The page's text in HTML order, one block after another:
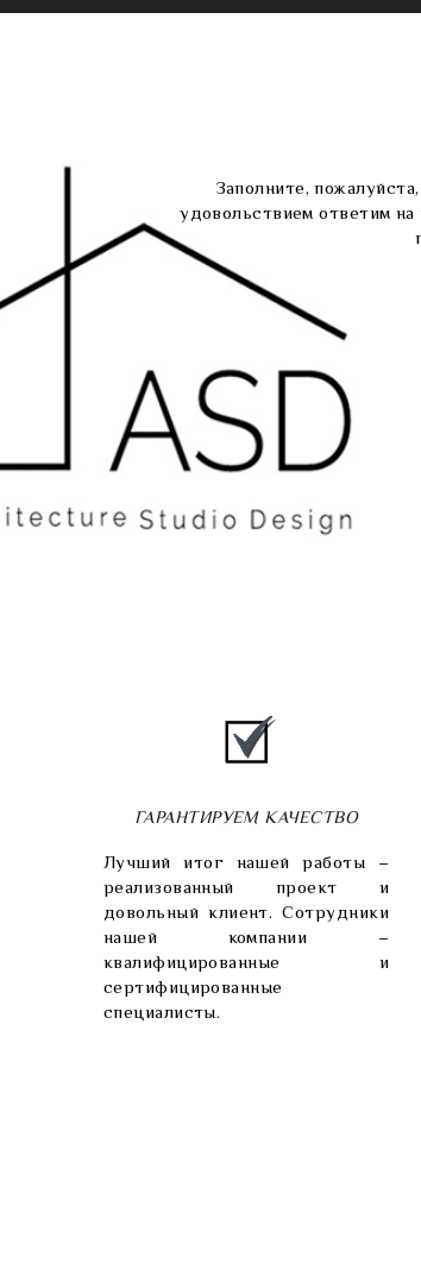
Заполните,
удовольствием ответим
ГАРАНТИРУЕМ КАЧЕСТВО
Лучший итог нашей работы –
реализованный проект и
довольный клиент. Сотрудники
нашей компании –
квалифицированные и
сертифицированные
специалисты.